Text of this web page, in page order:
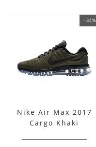
-34%
Nike Air Max 2017
Cargo Khaki